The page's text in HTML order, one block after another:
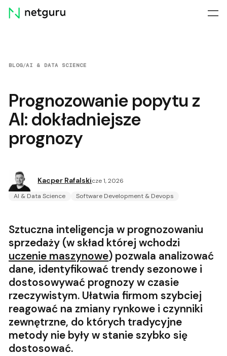
Skip
menu
BLOG/AI & DATA SCIENCE
Prognozowanie popytu z
AI: dokładniejsze
prognozy
Kacper Rafalskicze 1, 2026
AI & Data Science
Software Development & Devops
Sztuczna inteligencja w prognozowaniu
sprzedaży (w skład której wchodzi
uczenie maszynowe) pozwala analizować
dane, identyfikować trendy sezonowe i
dostosowywać prognozy w czasie
rzeczywistym. Ułatwia firmom szybciej
reagować na zmiany rynkowe i czynniki
zewnętrzne, do których tradycyjne
metody nie były w stanie szybko się
dostosować.